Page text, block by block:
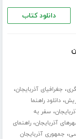
دانلود کتاب
، جغرافیای آذربایجان،
،دانلود راهنما
، سفر به
آذربایجان،راهنمای
، جمهوری آذربایجان